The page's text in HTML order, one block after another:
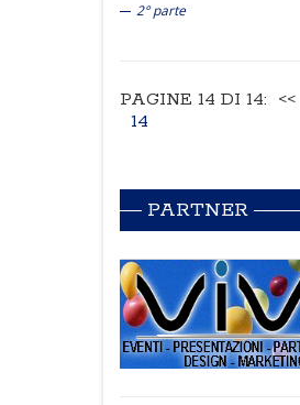
2° parte
PAGINE 14 DI 14: <<
14
PARTNER